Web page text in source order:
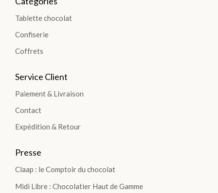
TIO
NS
>
TABLETTES
Tablettes
Noir
Les
Tablette chocolat
Confiserie
Coffrets
Service Client
Paiement & Livraison
Contact
Expédition & Retour
Presse
Claap : le Comptoir du chocolat
Midi Libre : Chocolatier Haut de Gamme